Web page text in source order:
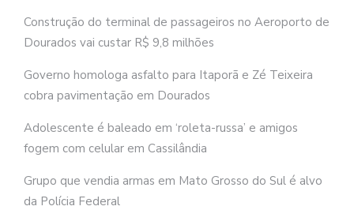
Construção do terminal de passageiros no Aeroporto de
Dourados vai custar R$ 9,8 milhões
Governo homologa asfalto para Itaporã e Zé Teixeira
cobra pavimentação em Dourados
Adolescente é baleado em ‘roleta-russa’ e amigos
fogem com celular em Cassilândia
Grupo que vendia armas em Mato Grosso do Sul é alvo
da Polícia Federal